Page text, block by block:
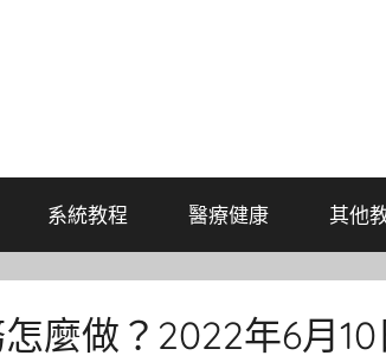
系統教程 醫療健康 其他
怎麼做？2022年6月